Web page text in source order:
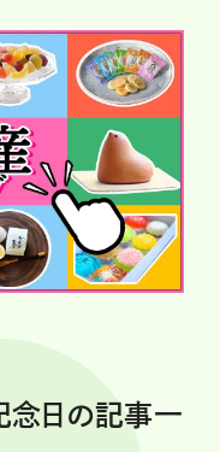
念日の記事一